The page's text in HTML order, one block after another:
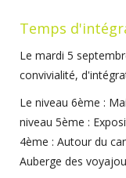
Temps
Le mardi 5
convivialité,
Le niveau 6ème :
niveau 5ème :
4ème : Autour du
Auberge des